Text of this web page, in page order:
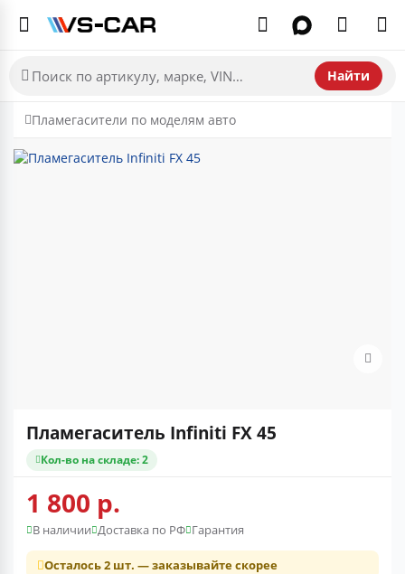
Найти
Пламегасители по моделям авто
Пламегаситель Infiniti FX 45
Кол-во на складе: 2
1 800 р.
В наличии Доставка по РФ Гарантия
Осталось 2 шт. — заказывайте скорее